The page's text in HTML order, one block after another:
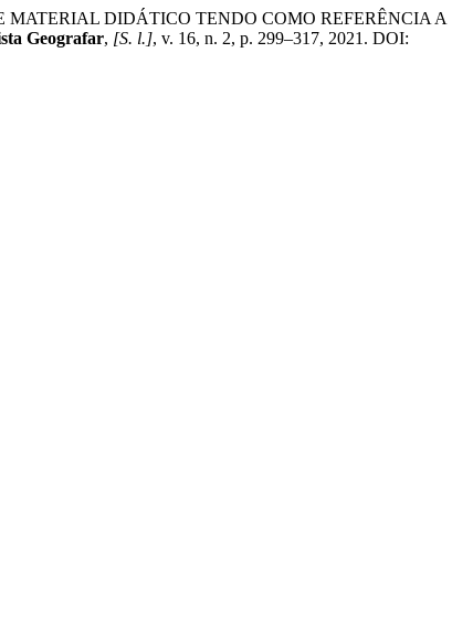
MATERIAL DIDÁTICO TENDO COMO REFERÊNCIA A
Geografar, [S. l.], v. 16, n. 2, p. 299–317, 2021. DOI: